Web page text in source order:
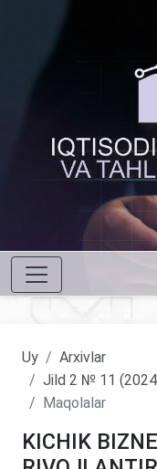
Uy
Arxivlar
Jild 2 № 11
Maqolalar
KICHIK